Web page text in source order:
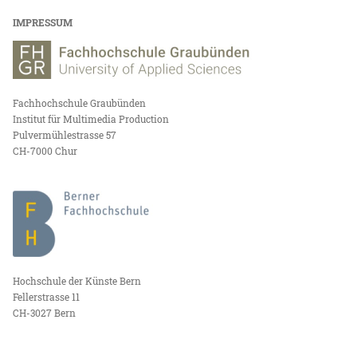
IMPRESSUM
Fachhochschule Graubünden
Institut für Multimedia Production
Pulvermühlestrasse 57
CH-7000 Chur
Hochschule der Künste Bern
Fellerstrasse 11
CH-3027 Bern